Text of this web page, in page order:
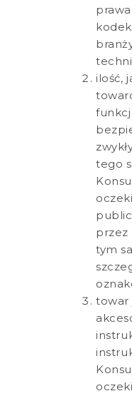
ilość,
tego
przez
tym
towar